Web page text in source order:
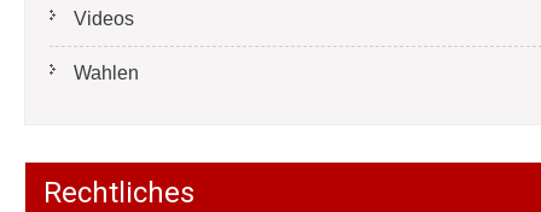
Videos
Wahlen
Rechtliches